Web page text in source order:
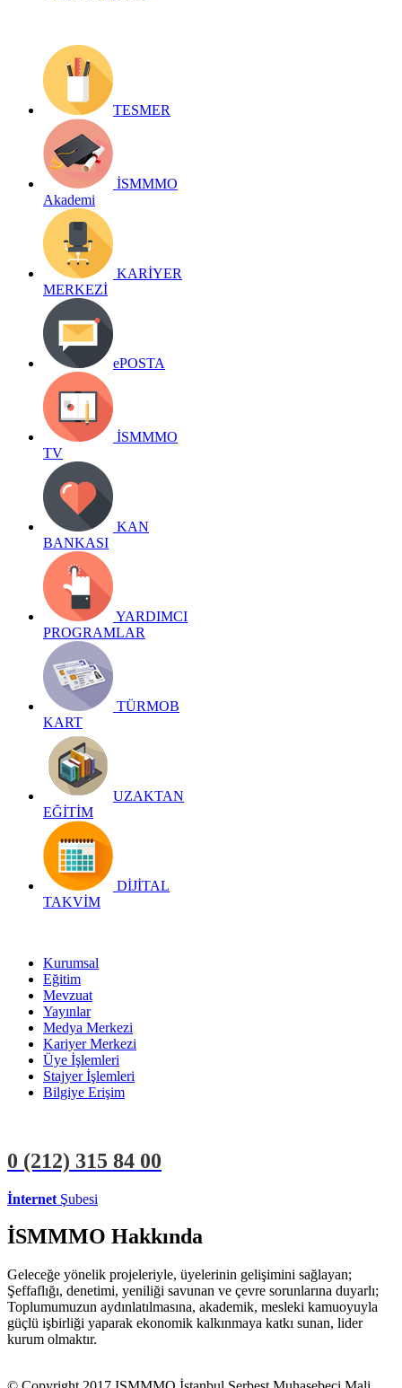
TESMER
İSMMMO
Akademi
KARİYER
MERKEZİ
ePOSTA
İSMMMO
TV
KAN
BANKASI
YARDIMCI
PROGRAMLAR
TÜRMOB
KART
UZAKTAN
EĞİTİM
DİJİTAL
TAKVİM
Kurumsal
Eğitim
Mevzuat
Yayınlar
Medya Merkezi
Kariyer Merkezi
Üye İşlemleri
Stajyer İşlemleri
Bilgiye Erişim
0 (212) 315 84 00
İnternet Şubesi
İSMMMO Hakkında
Geleceğe yönelik projeleriyle, üyelerinin gelişimini sağlayan;
Şeffaflığı, denetimi, yeniliği savunan ve çevre sorunlarına duyarlı;
Toplumumuzun aydınlatılmasına, akademik, mesleki kamuoyuyla
güçlü işbirliği yaparak ekonomik kalkınmaya katkı sunan, lider
kurum olmaktır.